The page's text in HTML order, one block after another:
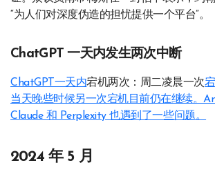
“为人们对深度伪造的担忧提供一个平台”。
ChatGPT 一天内发生两次中断
ChatGPT一天内宕机两次：周二凌晨一次
当天晚些时候另一次宕机目前仍在继续。
Claude 和 Perplexity 也遇到了一些问题。
2024 年 5 月